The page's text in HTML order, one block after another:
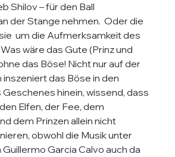
Shilov – für den Ball
der Stange nehmen.  Oder die
um die Aufmerksamkeit des
wäre das Gute (Prinz und
das Böse! Nicht nur auf der
inszeniert das Böse in den
hinein, wissend, dass
Elfen, der Fee, dem
dem Prinzen allein nicht
obwohl die Musik unter
Garcia Calvo auch da